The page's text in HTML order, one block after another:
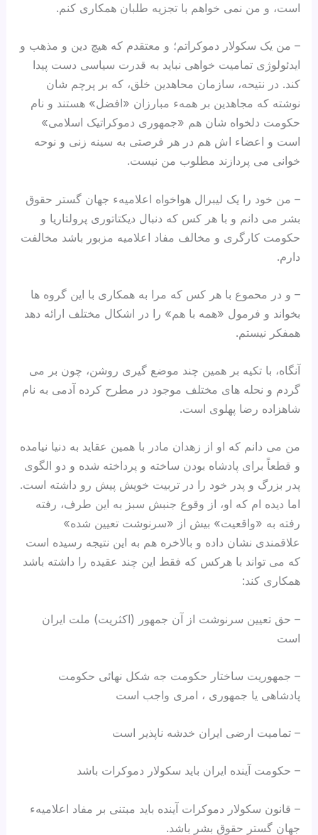
است، و من نمی خواهم با تجزیه طلبان همکاری کنم.
– من یک سکولار دموکراتم؛ و معتقدم که هیچ دین و مذهب و
ایدئولوژی تمامیت خواهی نباید به قدرت سیاسی دست پیدا
کند. در نتیحه، سازمان محاهدین خلق، که بر پرچم شان
نوشته که مجاهدین بر همهء مبارزان «افضل» هستند و نام
حکومت دلخواه شان هم «جمهوری دموکراتیک اسلامی»
است و اعضاء اش هم در هر فرصتی به سینه زنی و نوحه
خوانی می پردازند مطلوب من نیست.
– من خود را یک لیبرال هواخواه اعلامیهء جهان گستر حقوق
بشر می دانم و با هر کس که دنبال دیکتاتوری پرولتاریا و
حکومت کارگری و مخالف مفاد اعلامیه مزبور باشد مخالفت
دارم.
– و در محموع با هر کس که مرا به همکاری با این گروه ها
بخواند و فرمول «همه با هم» را در اشکال مختلف ارائه دهد
همفکر نیستم.
آنگاه، با تکیه بر همین چند موضع گیری روشن، چون بر می
گردم و نحله های مختلف موجود در مطرح کرده آدمی به نام
شاهزاده رضا پهلوی است.
من می دانم که او از زهدان مادر با همین عقاید به دنیا نیامده
و قطعاً برای پادشاه بودن ساخته و پرداخته شده و دو الگوی
پدر بزرگ و پدر خود را در تربیت خویش پیش رو داشته است.
اما دیده ام که او، از وقوع جنبش سبز به این طرف، رفته
رفته به «واقعیت» بیش از «سرنوشت تعیین شده»
علاقمندی نشان داده و بالاخره هم به این نتیجه رسیده است
که می تواند با هرکس که فقط این چند عقیده را داشته باشد
همکاری کند:
– حق تعیین سرنوشت از آن جمهور (اکثریت) ملت ایران
است
– جمهوریت ساختار حکومت جه شکل نهائی حکومت
پادشاهی یا جمهوری ، امری واجب است
– تمامیت ارضی ایران خدشه ناپذیر است
– حکومت آینده ایران باید سکولار دموکرات باشد
– قانون سکولار دموکرات آینده باید مبتنی بر مفاد اعلامیهء
جهان گستر حقوق بشر باشد.